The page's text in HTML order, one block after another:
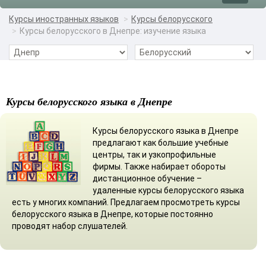
Курсы иностранных языков
Курсы белорусского
Курсы белорусского в Днепре: изучение языка
Курсы белорусского языка в Днепре
Курсы белорусского языка в Днепре
предлагают как большие учебные
центры, так и узкопрофильные
фирмы. Также набирает обороты
дистанционное обучение –
удаленные курсы белорусского языка
есть у многих компаний. Предлагаем просмотреть курсы
белорусского языка в Днепре, которые постоянно
проводят набор слушателей.